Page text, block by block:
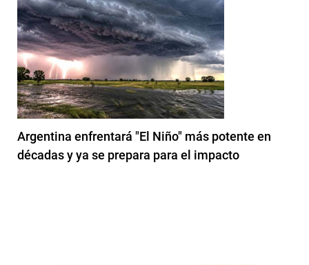
Argentina enfrentará "El Niño" más potente en
décadas y ya se prepara para el impacto